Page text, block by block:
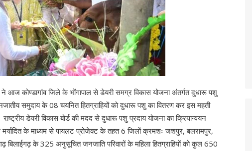
ने आज कोण्डागांव जिले के भोंगापाल से डेयरी समग्र विकास योजना अंतर्गत दुधारू पशु
समुदाय के 08 चयनित हितग्राहियों को दुधारू पशु का वितरण कर इस महती
डेयरी विकास बोर्ड की मदद से दुधारू पशु प्रदाय योजना का क्रियान्वयन
मर्यादित के माध्यम से पायलट प्रोजेक्ट के तहत 6 जिलों क्रमशः जशपुर, बलरामपुर,
बिलाईगढ़ के 325 अनुसूचित जनजाति परिवारों के महिला हितग्राहियों को कुल 650